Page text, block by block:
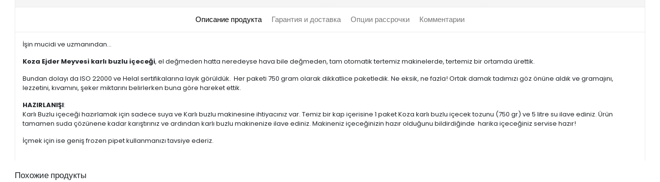
Описание продукта Гарантия и доставка Опции рассрочки Комментарии
İşin mucidi ve uzmanından...
Koza Ejder Meyvesi karlı buzlu içeceği, el değmeden hatta neredeyse hava bile değmeden, tam otomatik tertemiz makinelerde, tertemiz bir ortamda ürettik.
Bundan dolayı da ISO 22000 ve Helal sertifikalarına layık görüldük. Her paketi 750 gram olarak dikkatlice paketledik. Ne eksik, ne fazla! Ortak damak tadımızı göz önüne aldık ve gramajını,
lezzetini, kıvamını, şeker miktarını belirlerken buna göre hareket ettik.
HAZIRLANIŞI:
Karlı Buzlu içeceği hazırlamak için sadece suya ve Karlı buzlu makinesine ihtiyacınız var. Temiz bir kap içerisine 1 paket Koza karlı buzlu içecek tozunu (750 gr) ve 5 litre su ilave ediniz. Ürün
tamamen suda çözünene kadar karıştırınız ve ardından karlı buzlu makinenize ilave ediniz. Makineniz içeceğinizin hazır olduğunu bildirdiğinde harika içeceğiniz servise hazır!
İçmek için ise geniş frozen pipet kullanmanızı tavsiye ederiz.
Похожие продукты